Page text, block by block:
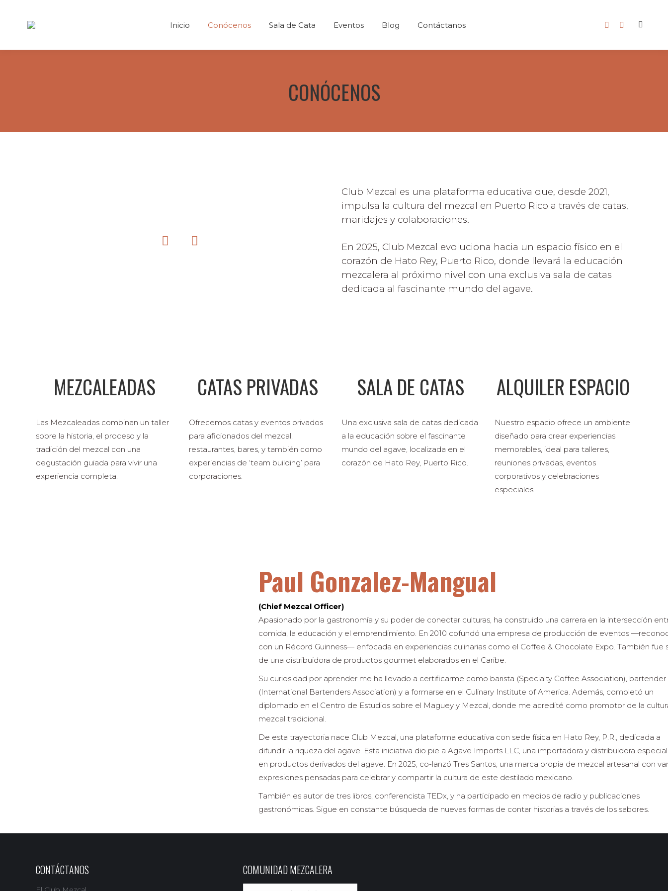
Inicio Conócenos Sala de Cata Eventos Blog Contáctanos
Facebook
Instagram
Search:
CONÓCENOS
Club Mezcal es una plataforma educativa que, desde 2021,
impulsa la cultura del mezcal en Puerto Rico a través de catas,
maridajes y colaboraciones.
En 2025, Club Mezcal evoluciona hacia un espacio físico en el
corazón de Hato Rey, Puerto Rico, donde llevará la educación
mezcalera al próximo nivel con una exclusiva sala de catas
dedicada al fascinante mundo del agave.
MEZCALEADAS
Las Mezcaleadas combinan un taller
sobre la historia, el proceso y la
tradición del mezcal con una
degustación guiada para vivir una
experiencia completa.
CATAS PRIVADAS
Ofrecemos catas y eventos privados
para aficionados del mezcal,
restaurantes, bares, y también como
experiencias de ‘team building’ para
corporaciones.
SALA DE CATAS
Una exclusiva sala de catas dedicada
a la educación sobre el fascinante
mundo del agave, localizada en el
corazón de Hato Rey, Puerto Rico.
ALQUILER ESPACIO
Nuestro espacio ofrece un ambiente
diseñado para crear experiencias
memorables, ideal para talleres,
reuniones privadas, eventos
corporativos y celebraciones
especiales.
Paul Gonzalez-Mangual
(Chief Mezcal Officer)
Apasionado por la gastronomía y su poder de conectar culturas, ha construido una carrera en la intersección
comida, la educación y el emprendimiento. En 2010 cofundó una empresa de producción de eventos
con un Récord Guinness— enfocada en experiencias culinarias como el Coffee & Chocolate Expo. También fue
de una distribuidora de productos gourmet elaborados en el Caribe.
Su curiosidad por aprender me ha llevado a certificarme como barista (Specialty Coffee Association), bartender
(International Bartenders Association) y a formarse en el Culinary Institute of America. Además, completó un
diplomado en el Centro de Estudios sobre el Maguey y Mezcal, donde me acredité como promotor de la
mezcal tradicional.
De esta trayectoria nace Club Mezcal, una plataforma educativa con sede física en Hato Rey, P.R., dedicada a
difundir la riqueza del agave. Esta iniciativa dio pie a Agave Imports LLC, una importadora y distribuidora
en productos derivados del agave. En 2025, co-lanzó Tres Santos, una marca propia de mezcal artesanal con
expresiones pensadas para celebrar y compartir la cultura de este destilado mexicano.
También es autor de tres libros, conferencista TEDx, y ha participado en medios de radio y publicaciones
gastronómicas. Sigue en constante búsqueda de nuevas formas de contar historias a través de los sabores.
CONTÁCTANOS COMUNIDAD MEZCALERA